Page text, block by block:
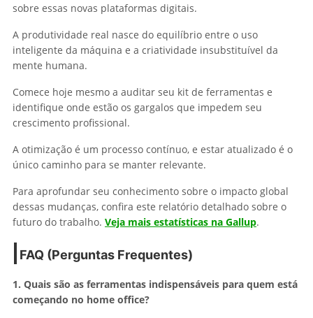
sobre essas novas plataformas digitais.
A produtividade real nasce do equilíbrio entre o uso
inteligente da máquina e a criatividade insubstituível da
mente humana.
Comece hoje mesmo a auditar seu kit de ferramentas e
identifique onde estão os gargalos que impedem seu
crescimento profissional.
A otimização é um processo contínuo, e estar atualizado é o
único caminho para se manter relevante.
Para aprofundar seu conhecimento sobre o impacto global
dessas mudanças, confira este relatório detalhado sobre o
futuro do trabalho. Veja mais estatísticas na Gallup.
FAQ (Perguntas Frequentes)
1. Quais são as ferramentas indispensáveis para quem está
começando no home office?